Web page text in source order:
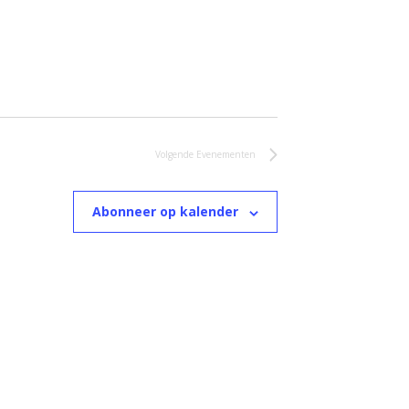
Volgende Evenementen
Abonneer op kalender